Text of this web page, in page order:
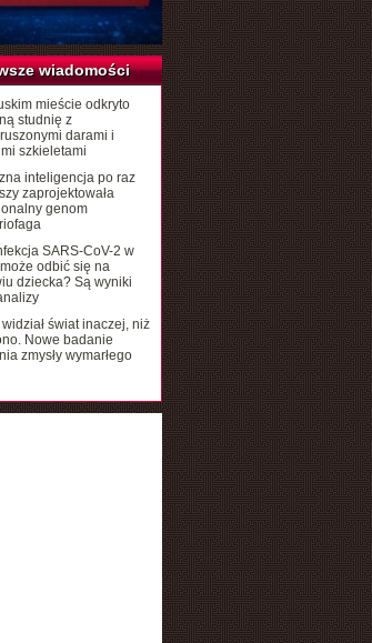
wiadomości
mieście odkryto
studnię z
darami i
szkieletami
inteligencja po raz
zaprojektowała
genom
SARS-CoV-2 w
odbić się na
dziecka? Są wyniki
widział świat inaczej, niż
Nowe badanie
zmysły wymarłego